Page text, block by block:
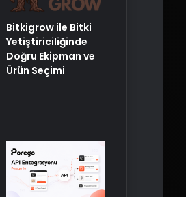
Bitkigrow ile Bitki
Yetiştiriciliğinde
Doğru Ekipman ve
Ürün Seçimi